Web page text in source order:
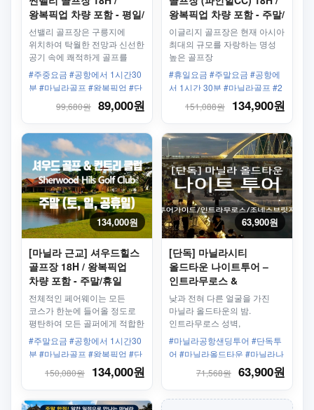
왕복픽업 차량 포함 - 평일/
주중
선밸리 골프장은 구릉지에
위치하여 탁월한 전망과 신선한
공기 속에 쾌적하게 골프를
즐길 수 있다.
#주중요금 #공항에서 1시간30
분 #마닐라골프 #왕복픽업 #단
독차량 #2인플레이가능 #선벨
99,680원 89,000원
왕복픽업 차량 포함 - 주말/
휴일
이글리지 골프장은 현재 아시아
최대의 규모를 자랑하는 명성
높은 골프장
#휴일요금 #주말요금 #공항에
서 1시간 30분 #마닐라골프 #2
인플레이 #2인라운딩
151,088원 134,900원
134,000원
[마닐라 근교] 셔우드힐스
골프장 18H / 왕복픽업
차량 포함 - 주말/휴일
전체적인 페어웨이는 모든
코스가 한눈에 들어올 정도로
평탄하여 모든 골퍼에게 적합한
골프장
#주말요금 #공항에서 1시간30
분 #마닐라골프 #왕복픽업 #단
독차량 #2인라운딩
150,080원 134,000원
63,900원
[단독] 마닐라시티
올드타운 나이트투어 –
인트라무로스 &
조네스브릿지 (코스 C)
낮과 전혀 다른 얼굴을 가진
마닐라 올드타운의 밤.
인트라무로스 성벽,
조네스브릿지의 금빛 야경,
비논도 골목의 생동감, 오카다
분수쇼까지 이어지는 감성
나이트투어입니다. 4인
저녁을 선물해드립니다.
#마닐라공항샌딩투어 #단독투
어 #마닐라올드타운 #마닐라나
이트투어 #인트라무로스투어 #
조네스브릿지 #마닐라여행 #마
닐라야경 #필리핀나이트투어 #
71,568원 63,900원